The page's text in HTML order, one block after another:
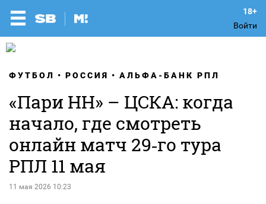
Войти
ФУТБОЛ РОССИЯ АЛЬФА-БАНК РПЛ
«Пари НН» – ЦСКА: когда
начало, где смотреть
онлайн матч 29‑го тура
РПЛ 11 мая
11 мая 2026 10:23